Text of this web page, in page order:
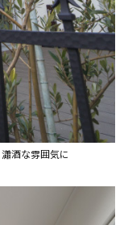
酒な雰囲気に